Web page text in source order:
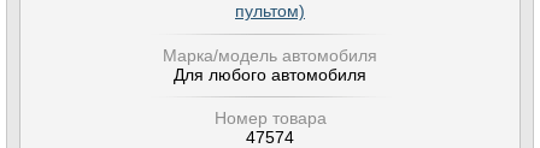
пультом)
Марка/модель автомобиля
Для любого автомобиля
Номер товара
47574